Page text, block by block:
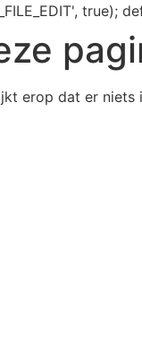
true);
erop dat er niets